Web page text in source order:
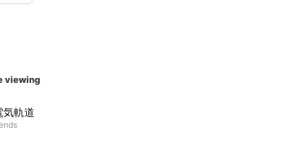
viewing
気軌道